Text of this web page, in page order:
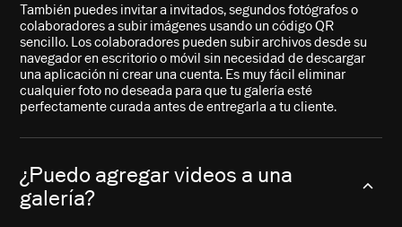
También puedes invitar a invitados, segundos fotógrafos o
colaboradores a subir imágenes usando un código QR
sencillo. Los colaboradores pueden subir archivos desde su
navegador en escritorio o móvil sin necesidad de descargar
una aplicación ni crear una cuenta. Es muy fácil eliminar
cualquier foto no deseada para que tu galería esté
perfectamente curada antes de entregarla a tu cliente.
¿Puedo agregar videos a una
galería?